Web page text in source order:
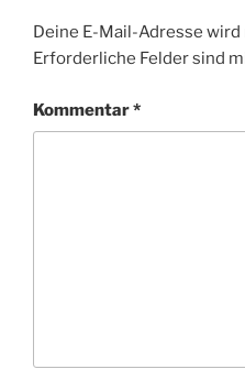
Deine E-Mail-Adresse
Erforderliche Felder sind
Kommentar*